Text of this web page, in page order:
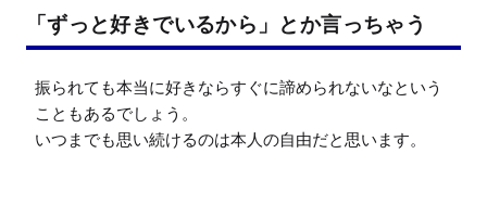
「ずっと好きでいるから」とか言っちゃう
振られても本当に好きならすぐに諦められないなという
こともあるでしょう。
いつまでも思い続けるのは本人の自由だと思います。